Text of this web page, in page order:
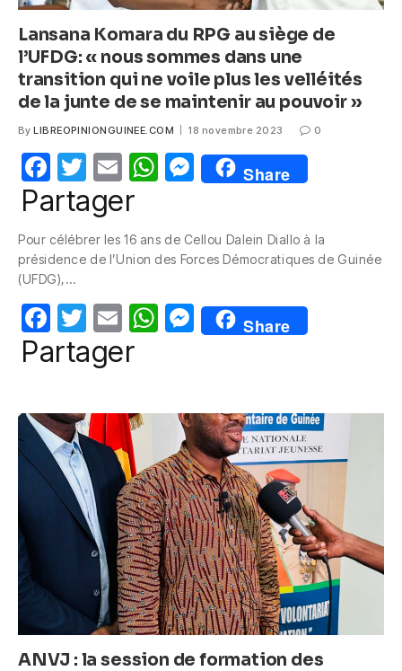
Lansana Komara du RPG au siège de
l’UFDG: « nous sommes dans une
transition qui ne voile plus les velléités
de la junte de se maintenir au pouvoir »
By LIBREOPINIONGUINEE.COM 18 novembre 2023 0
F
a
e
b
o
o
k
T
w
itt
er
E
m
W
s
p
p
M
e
e
g
er
Share
Partager
Pour célébrer les 16 ans de Cellou Dalein Diallo à la
présidence de l’Union des Forces Démocratiques de Guinée
(UFDG),…
F
a
e
b
o
o
T
w
itt
er
E
m
W
s
p
p
M
e
e
n
g
er
Share
Partager
ANVJ : la session de formation des